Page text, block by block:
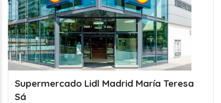
Supermercado Lidl Madrid María Teresa
Sá